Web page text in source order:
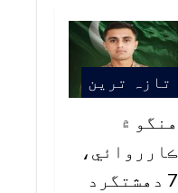
تازہ ترین
هنگو ۾
ڪارروائي،
7 دهشتگرد